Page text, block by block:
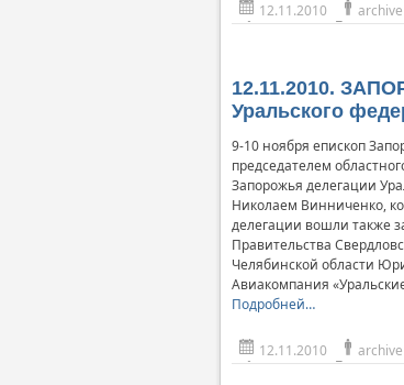
12.11.2010 archive
12.11.2010.
Уральского
9-10 ноября епископ
председателем
Запорожья делегации
Николаем Винниченко,
делегации вошли также
Правительства
Челябинской области
Авиакомпания
Подробней…
12.11.2010 archive